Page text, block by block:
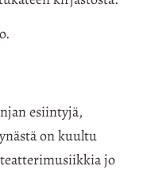
esiintyjä,
on kuultu
jo